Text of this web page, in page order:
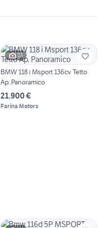
13
BMW 118 i Msport 136cv Tetto
Ap. Panoramico
21.900 €
Farina Motors